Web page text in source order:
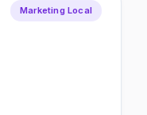
Marketing Local